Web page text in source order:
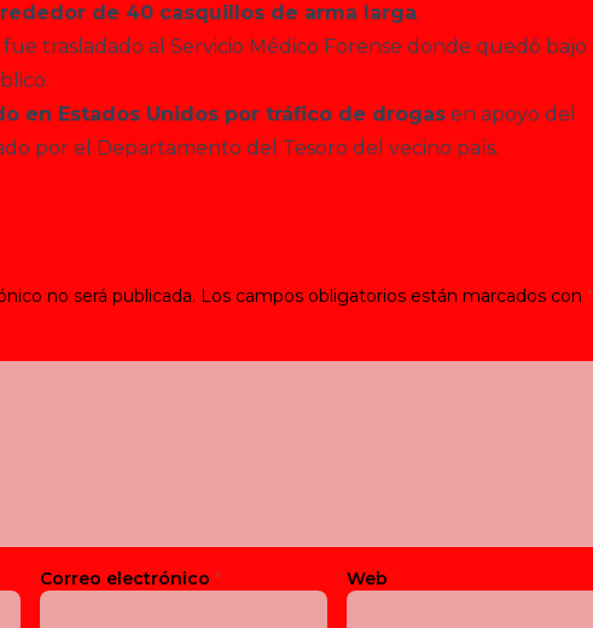
de 40 casquillos de arma larga.
trasladado al Servicio Médico Forense donde quedó bajo
en Estados Unidos por tráfico de drogas en apoyo del
por el Departamento del Tesoro del vecino país.
no será publicada. Los campos obligatorios están marcados con *
Correo electrónico * Web